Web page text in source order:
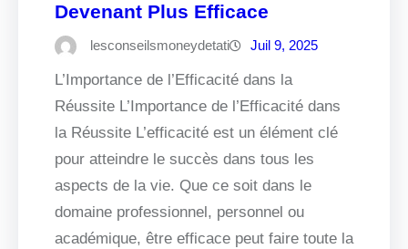
Devenant Plus Efficace
lesconseilsmoneydetati Juil 9, 2025
L’Importance de l’Efficacité dans la
Réussite L’Importance de l’Efficacité dans
la Réussite L’efficacité est un élément clé
pour atteindre le succès dans tous les
aspects de la vie. Que ce soit dans le
domaine professionnel, personnel ou
académique, être efficace peut faire toute la